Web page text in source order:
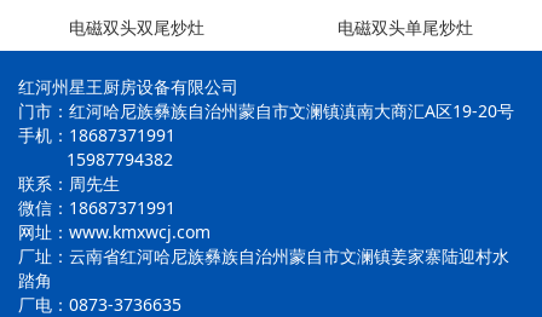
电磁双头双尾炒灶 电磁双头单尾炒灶
红河州星王厨房设备有限公司
门市：红河哈尼族彝族自治州蒙自市文澜镇滇南大商汇A区19-20号
手机：18687371991
15987794382
联系：周先生
微信：18687371991
网址：www.kmxwcj.com
厂址：云南省红河哈尼族彝族自治州蒙自市文澜镇姜家寨陆迎村水
踏角
厂电：0873-3736635